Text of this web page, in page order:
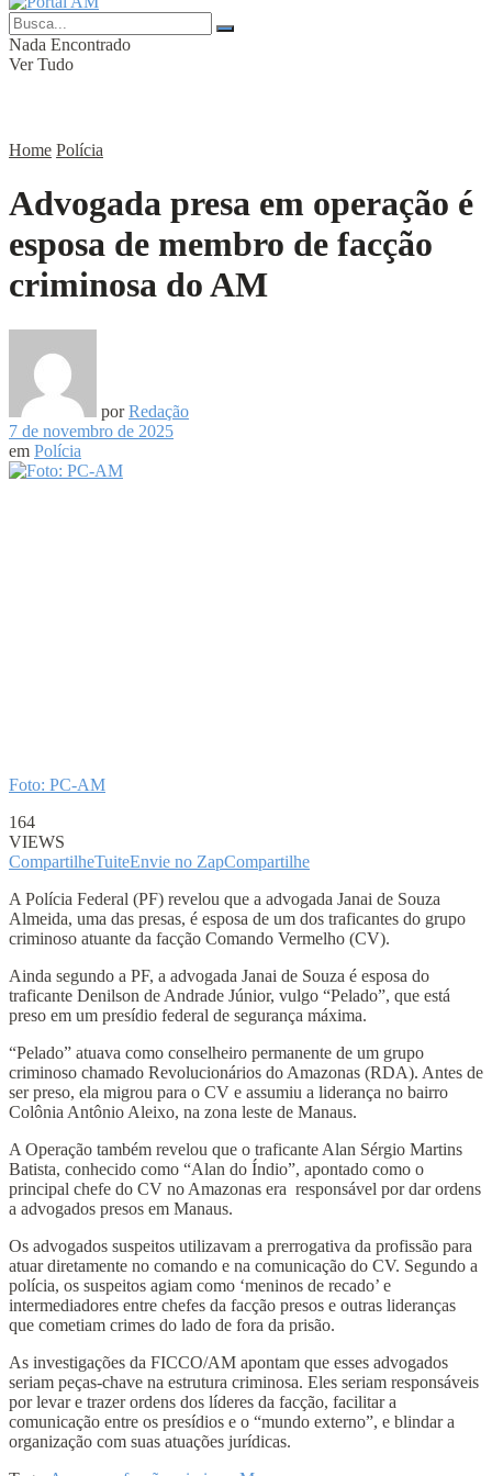
Nada Encontrado
Ver Tudo
Home Polícia
Advogada presa em operação é
esposa de membro de facção
criminosa do AM
por Redação
7 de novembro de 2025
em Polícia
Foto: PC-AM
164
VIEWS
CompartilheTuiteEnvie no ZapCompartilhe
A Polícia Federal (PF) revelou que a advogada Janai de Souza
Almeida, uma das presas, é esposa de um dos traficantes do grupo
criminoso atuante da facção Comando Vermelho (CV).
Ainda segundo a PF, a advogada Janai de Souza é esposa do
traficante Denilson de Andrade Júnior, vulgo “Pelado”, que está
preso em um presídio federal de segurança máxima.
“Pelado” atuava como conselheiro permanente de um grupo
criminoso chamado Revolucionários do Amazonas (RDA). Antes de
ser preso, ela migrou para o CV e assumiu a liderança no bairro
Colônia Antônio Aleixo, na zona leste de Manaus.
A Operação também revelou que o traficante Alan Sérgio Martins
Batista, conhecido como “Alan do Índio”, apontado como o
principal chefe do CV no Amazonas era responsável por dar ordens
a advogados presos em Manaus.
Os advogados suspeitos utilizavam a prerrogativa da profissão para
atuar diretamente no comando e na comunicação do CV. Segundo a
polícia, os suspeitos agiam como ‘meninos de recado’ e
intermediadores entre chefes da facção presos e outras lideranças
que cometiam crimes do lado de fora da prisão.
As investigações da FICCO/AM apontam que esses advogados
seriam peças-chave na estrutura criminosa. Eles seriam responsáveis
por levar e trazer ordens dos líderes da facção, facilitar a
comunicação entre os presídios e o “mundo externo”, e blindar a
organização com suas atuações jurídicas.